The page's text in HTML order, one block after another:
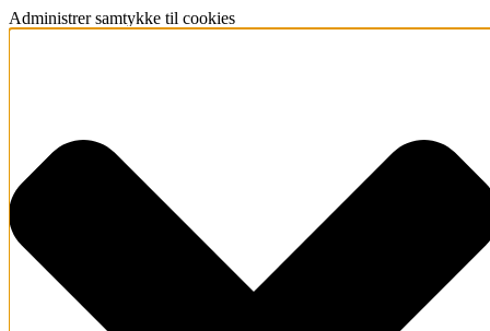
Administrer samtykke til cookies